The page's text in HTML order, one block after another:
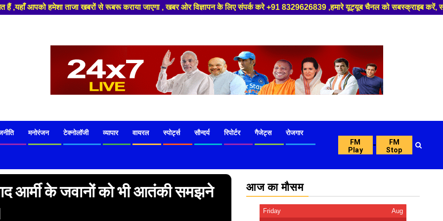
जाएगा , खबर ओर विज्ञापन के लिए संपर्क करे +91 8329626839 ,हमारे यूट्यूब चैनल को सबस्क्राइब करें, साथ मे हमारे फेसबुक को लाइक जरूर करें ,
मनोरंजन टेक्नोलॉजी व्यापार वायरल स्पोर्ट्स सौन्दर्य रिपोर्टर गैजेट्स रोजगार
FM
Play
-
FM
Stop
आर्मी के जवानों को भी आतंकी समझने
आज का मौसम
Friday Aug